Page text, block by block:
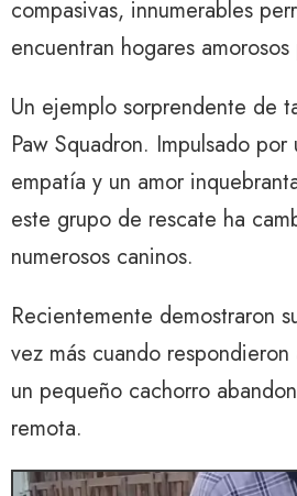
compasivas, innumerables
encuentran hogares
Un ejemplo sorprendente de
Paw Squadron. Impulsado por
empatía y un amor
este grupo de rescate ha
numerosos caninos.
Recientemente demostraron
vez más cuando
un pequeño cachorro
remota.